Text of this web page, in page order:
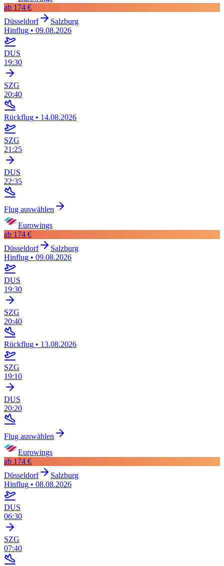
ab 174 €
Düsseldorf
Salzburg
Hinflug • 09.08.2026
DUS
19:30
SZG
20:40
Rückflug • 14.08.2026
SZG
21:25
DUS
22:35
Flug auswählen
Eurowings
ab 174 €
Düsseldorf
Salzburg
Hinflug • 09.08.2026
DUS
19:30
SZG
20:40
Rückflug • 13.08.2026
SZG
19:10
DUS
20:20
Flug auswählen
Eurowings
ab 174 €
Düsseldorf
Salzburg
Hinflug • 08.08.2026
DUS
06:30
SZG
07:40